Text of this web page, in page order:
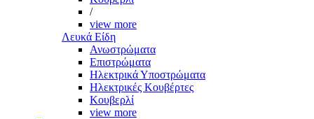
/
view more
Λευκά Είδη
Ανωστρώματα
Επιστρώματα
Ηλεκτρικά Υποστρώματα
Ηλεκτρικές Κουβέρτες
Κουβερλί
view more